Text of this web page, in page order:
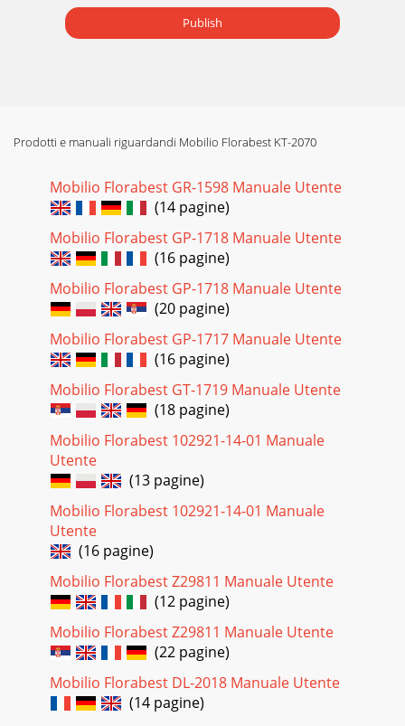
Publish
Prodotti e manuali riguardandi Mobilio Florabest KT-2070
Mobilio Florabest GR-1598 Manuale Utente
(14 pagine)
Mobilio Florabest GP-1718 Manuale Utente
(16 pagine)
Mobilio Florabest GP-1718 Manuale Utente
(20 pagine)
Mobilio Florabest GP-1717 Manuale Utente
(16 pagine)
Mobilio Florabest GT-1719 Manuale Utente
(18 pagine)
Mobilio Florabest 102921-14-01 Manuale
Utente
(13 pagine)
Mobilio Florabest 102921-14-01 Manuale
Utente
(16 pagine)
Mobilio Florabest Z29811 Manuale Utente
(12 pagine)
Mobilio Florabest Z29811 Manuale Utente
(22 pagine)
Mobilio Florabest DL-2018 Manuale Utente
(14 pagine)